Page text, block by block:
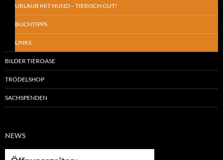
URLAUB MIT HUND – TIERISCH GUT!
BUCHTIPPS
LINKS
BILDER TIEROASE
TRÖDELSHOP
SACHSPENDEN
NEWS